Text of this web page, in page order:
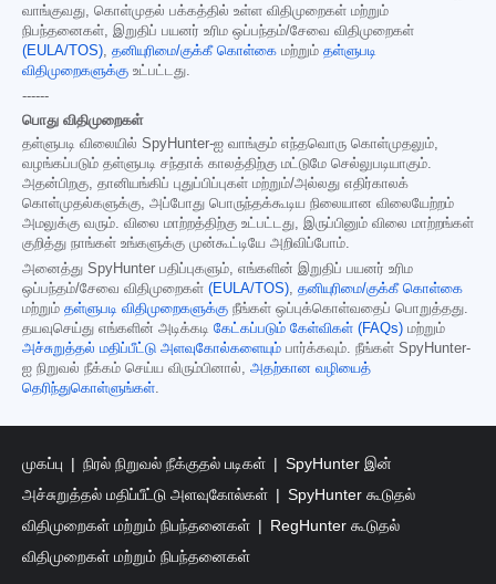
வாங்குவது, கொள்முதல் பக்கத்தில் உள்ள விதிமுறைகள் மற்றும்
நிபந்தனைகள், இறுதிப் பயனர் உரிம ஒப்பந்தம்/சேவை விதிமுறைகள்
(EULA/TOS) தனியுரிமை/குக்கீ கொள்கை மற்றும் தள்ளுபடி
விதிமுறைகளுக்கு உட்பட்டது.
------
பொது விதிமுறைகள்
தள்ளுபடி விலையில் SpyHunter-ஐ வாங்கும் எந்தவொரு கொள்முதலும்,
வழங்கப்படும் தள்ளுபடி சந்தாக் காலத்திற்கு மட்டுமே செல்லுபடியாகும்.
அதன்பிறகு, தானியங்கிப் புதுப்பிப்புகள் மற்றும்/அல்லது எதிர்காலக்
கொள்முதல்களுக்கு, அப்போது பொருந்தக்கூடிய நிலையான விலையேற்றம்
அமலுக்கு வரும். விலை மாற்றத்திற்கு உட்பட்டது, இருப்பினும் விலை மாற்றங்கள்
குறித்து நாங்கள் உங்களுக்கு முன்கூட்டியே அறிவிப்போம்.
அனைத்து SpyHunter பதிப்புகளும், எங்களின் இறுதிப் பயனர் உரிம
ஒப்பந்தம்/சேவை விதிமுறைகள் (EULA/TOS) தனியுரிமை/குக்கீ கொள்கை
மற்றும் தள்ளுபடி விதிமுறைகளுக்கு நீங்கள் ஒப்புக்கொள்வதைப் பொறுத்தது.
தயவுசெய்து எங்களின் அடிக்கடி கேட்கப்படும் கேள்விகள் (FAQs) மற்றும்
அச்சுறுத்தல் மதிப்பீட்டு அளவுகோல்களையும் பார்க்கவும். நீங்கள் SpyHunter-
ஐ நிறுவல் நீக்கம் செய்ய விரும்பினால், அதற்கான வழியைத்
தெரிந்துகொள்ளுங்கள்
முகப்பு நிரல் நிறுவல் நீக்குதல் படிகள்
SpyHunter இன்
அச்சுறுத்தல் மதிப்பீட்டு அளவுகோல்கள்
SpyHunter கூடுதல்
விதிமுறைகள் மற்றும் நிபந்தனைகள்
RegHunter கூடுதல்
விதிமுறைகள் மற்றும் நிபந்தனைகள்